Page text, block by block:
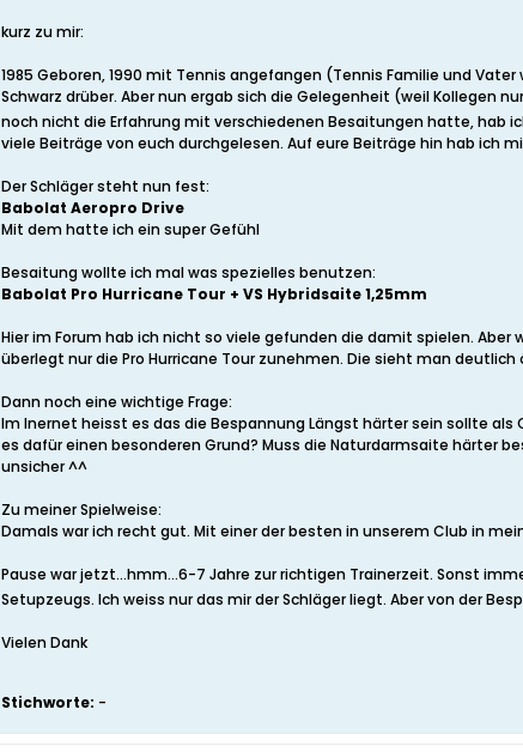
kurz zu mir:
1985 Geboren, 1990 mit Tennis angefangen (Tennis Familie und
Schwarz drüber. Aber nun ergab sich die Gelegenheit (weil Kollegen
noch nicht die Erfahrung mit verschiedenen Besaitungen hatte, hab
viele Beiträge von euch durchgelesen. Auf eure Beiträge hin hab ich
Der Schläger steht nun fest:
Babolat Aeropro Drive
Mit dem hatte ich ein super Gefühl
Besaitung wollte ich mal was spezielles benutzen:
Babolat Pro Hurricane Tour + VS Hybridsaite 1,25mm
Hier im Forum hab ich nicht so viele gefunden die damit spielen.
überlegt nur die Pro Hurricane Tour zunehmen. Die sieht man
Dann noch eine wichtige Frage:
Im Inernet heisst es das die Bespannung Längst härter sein sollte als
es dafür einen besonderen Grund? Muss die Naturdarmsaite härter
unsicher ^^
Zu meiner Spielweise:
Damals war ich recht gut. Mit einer der besten in unserem Club in
Pause war jetzt...hmm...6-7 Jahre zur richtigen Trainerzeit. Sonst
Setupzeugs. Ich weiss nur das mir der Schläger liegt. Aber von der
Vielen Dank
Stichworte: -